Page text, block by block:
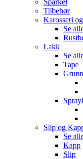
Tilbehør
Karosseri
Se
Lakk
Se
Tape
Slip og
Se
Kapp
Slip